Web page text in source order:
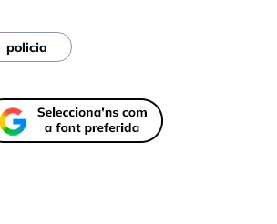
policia